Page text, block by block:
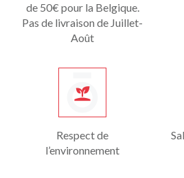
de 50€ pour la Belgique.
Pas de livraison de Juillet-
Août
Respect de
l’environnement